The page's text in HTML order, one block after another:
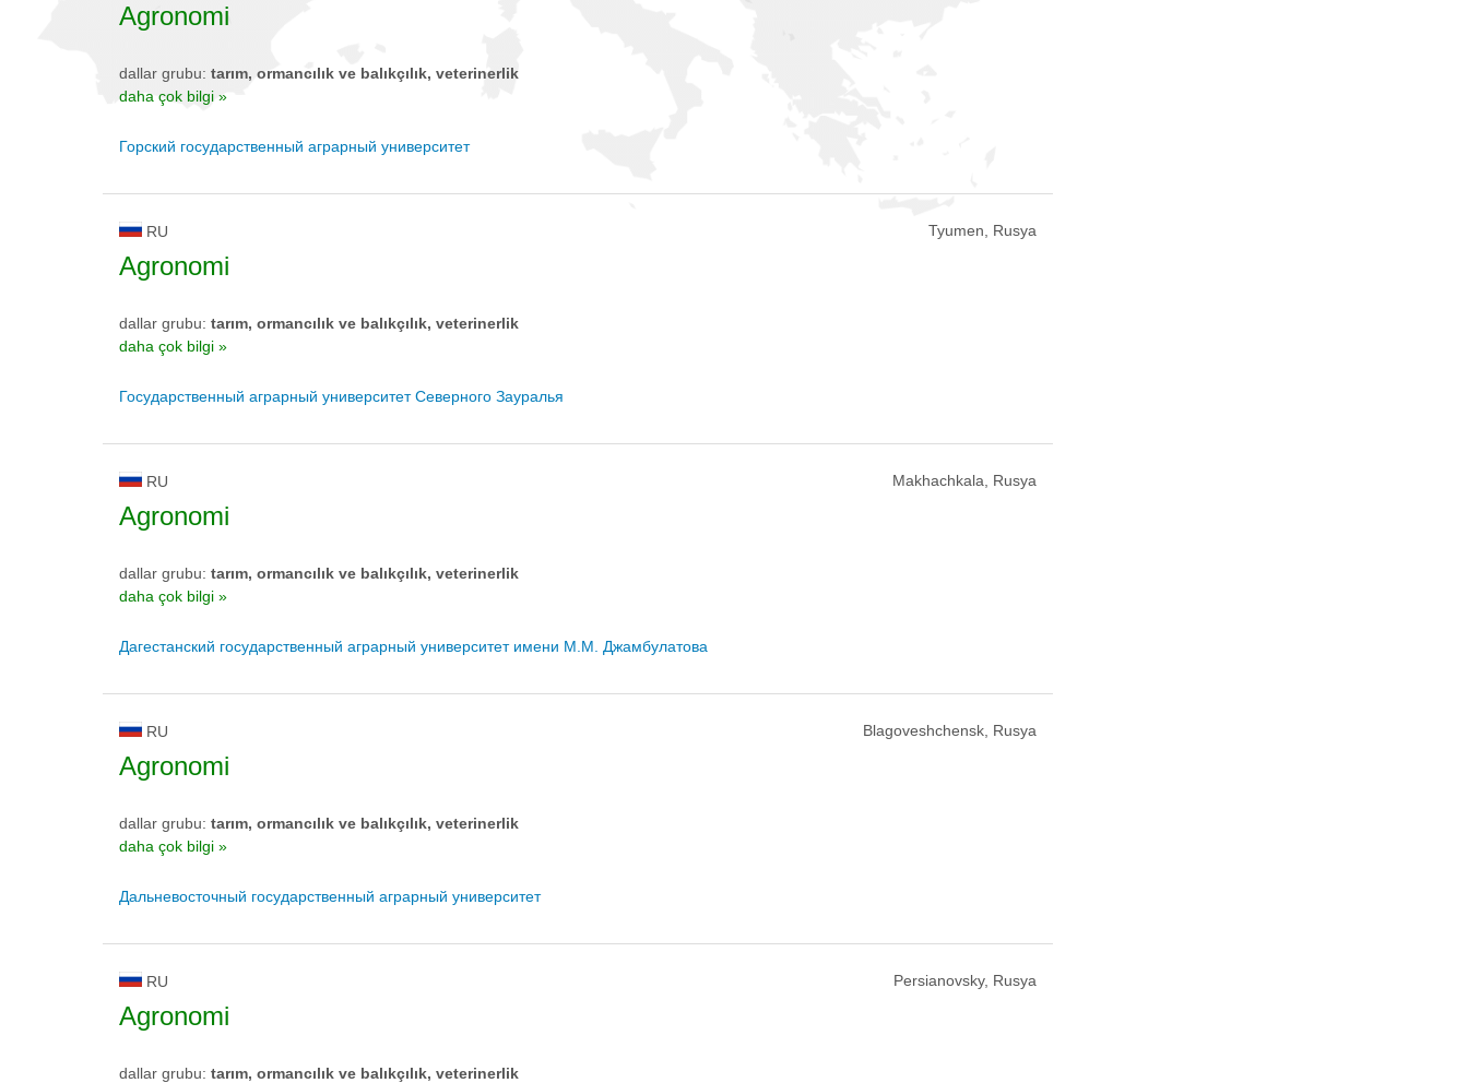
Agronomi
dallar grubu: tarım, ormancılık ve balıkçılık, veterinerlik
daha çok bilgi »
Горский государственный аграрный университет
RU Tyumen, Rusya
Agronomi
dallar grubu: tarım, ormancılık ve balıkçılık, veterinerlik
daha çok bilgi »
Государственный аграрный университет Северного Зауралья
RU Makhachkala, Rusya
Agronomi
dallar grubu: tarım, ormancılık ve balıkçılık, veterinerlik
daha çok bilgi »
Дагестанский государственный аграрный университет имени М.М. Джамбулатова
RU Blagoveshchensk, Rusya
Agronomi
dallar grubu: tarım, ormancılık ve balıkçılık, veterinerlik
daha çok bilgi »
Дальневосточный государственный аграрный университет
RU Persianovsky, Rusya
Agronomi
dallar grubu: tarım, ormancılık ve balıkçılık, veterinerlik